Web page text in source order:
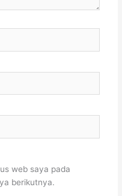
web saya pada
berikutnya.